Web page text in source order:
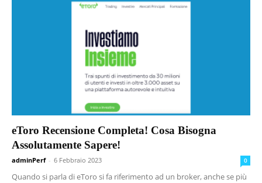
eToro Recensione Completa! Cosa Bisogna
Assolutamente Sapere!
adminPerf - 6 Febbraio 2023 0
Quando si parla di eToro si fa riferimento ad un broker, anche se più